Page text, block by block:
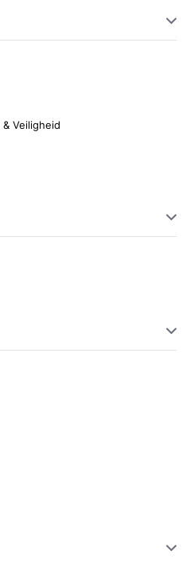
Veiligheid